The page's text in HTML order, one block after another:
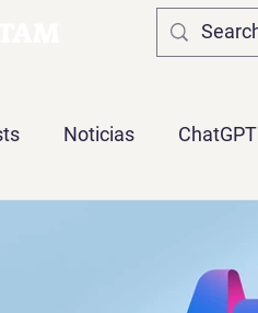
Noticias ChatGPT